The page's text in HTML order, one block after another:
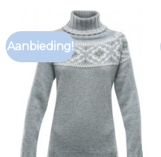
Aanbieding!